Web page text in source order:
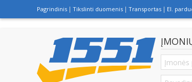
Pagrindinis Tikslinti duomenis Transportas El.